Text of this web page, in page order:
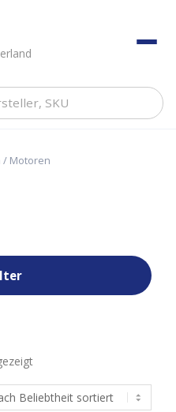
/ Motoren
Nach
Beliebtheit
sortiert